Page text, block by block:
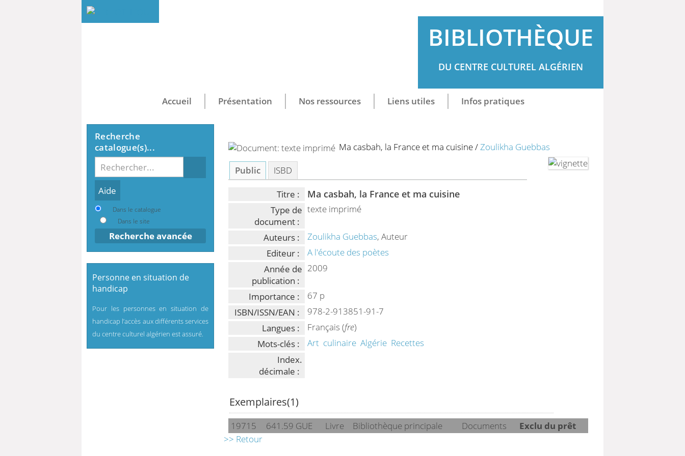
BIBLIOTHÈQUE
DU CENTRE CULTUREL ALGÉRIEN
Accueil Présentation Nos ressources Liens utiles Infos pratiques
Ma casbah, la France et ma cuisine/Zoulikha Guebbas
Public
ISBD
Titre : Ma casbah, la France et ma cuisine
Type de
document :
texte imprimé
Auteurs : Zoulikha Guebbas, Auteur
Editeur :
A l'écoute des poètes
Année de
publication :
2009
Importance :
67 p
ISBN/ISSN/EAN :
978-2-913851-91-7
Langues :
Français (fre)
Mots-clés :
Art culinaire Algérie Recettes
Index.
décimale :
Exemplaires(1)
19715 641.59 GUE Livre Bibliothèque principale Documents
Exclu du prêt
>> Retour
Recherche
catalogue(s)...
Dans le catalogue
Dans le site
Recherche avancée
Personne en situation de
handicap
Pour les personnes en situation de
handicap l’accès aux différents services
du centre culturel algérien est assuré.